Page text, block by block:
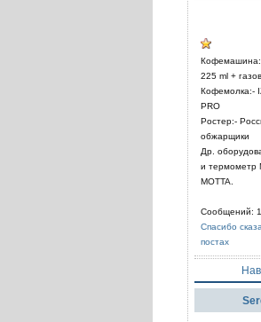
225 ml +
Кофемолка:-
PRO
Ростер:-
обжарщики
Др.
и термометр
MOTTA.
Сообщений:
Спасибо
постах